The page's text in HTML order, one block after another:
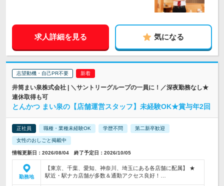
求人詳細を見る 気になる
志望動機・自己PR不要
井筒まい泉株式会社 | ＼サントリーグループの一員に！／深夜勤務なし★
連休取得も可
とんかつ まい泉の【店舗運営スタッフ】未経験OK★賞与年2回
正社員 職種・業種未経験OK 学歴不問 第二新卒歓迎
女性のおしごと掲載中
情報更新日：2026/08/04 終了予定日：2026/10/05
勤務地
【東京、千葉、愛知、神奈川、埼玉にある各店舗に配属】 ★
駅近・駅ナカ店舗が多数＆通勤アクセス良好！…